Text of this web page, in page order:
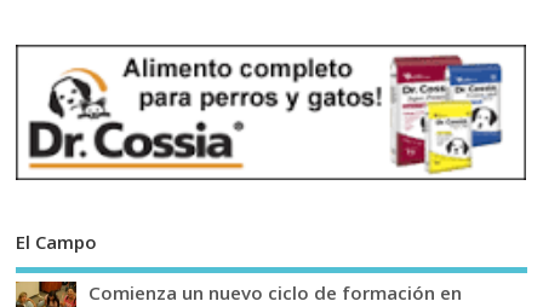
El Campo
Comienza un nuevo ciclo de formación en